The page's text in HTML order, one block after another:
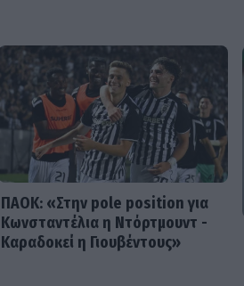
ΠΑΟΚ: «Στην pole position για
Κωνσταντέλια η Ντόρτμουντ -
Καραδοκεί η Γιουβέντους»